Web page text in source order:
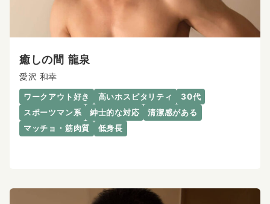
癒しの間 龍泉
愛沢 和幸
ワークアウト好き 高いホスピタリティ
30代
スポーツマン系
紳士的な対応
清潔感がある
マッチョ・筋肉質
低身長